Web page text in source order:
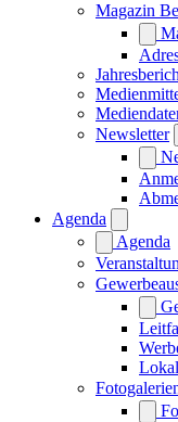
Magazin
Newsletter
Agenda
Agenda